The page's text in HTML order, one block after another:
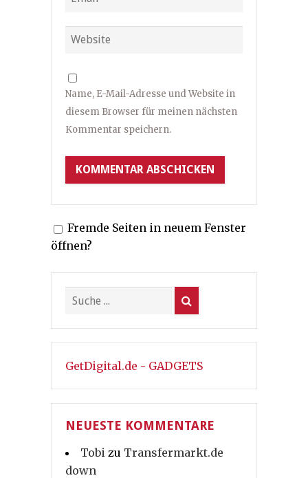
Name, E-Mail-Adresse und Website in
diesem Browser für meinen nächsten
Kommentar speichern.
Fremde Seiten in neuem Fenster
öffnen?
GetDigital.de - GADGETS
NEUESTE KOMMENTARE
Tobi zu Transfermarkt.de
down